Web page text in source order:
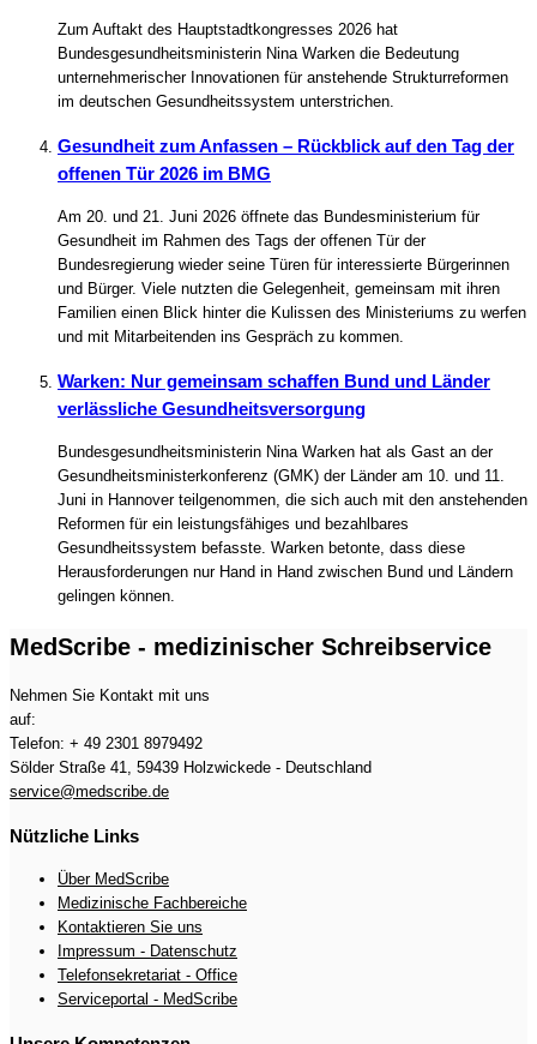
Zum Auftakt des Hauptstadtkongresses 2026 hat
Bundesgesundheitsministerin Nina Warken die Bedeutung
unternehmerischer Innovationen für anstehende Strukturreformen
im deutschen Gesundheitssystem unterstrichen.
Gesundheit zum Anfassen – Rückblick auf den Tag der
offenen Tür 2026 im BMG
Am 20. und 21. Juni 2026 öffnete das Bundesministerium für
Gesundheit im Rahmen des Tags der offenen Tür der
Bundesregierung wieder seine Türen für interessierte Bürgerinnen
und Bürger. Viele nutzten die Gelegenheit, gemeinsam mit ihren
Familien einen Blick hinter die Kulissen des Ministeriums zu werfen
und mit Mitarbeitenden ins Gespräch zu kommen.
Warken: Nur gemeinsam schaffen Bund und Länder
verlässliche Gesundheitsversorgung
Bundesgesundheitsministerin Nina Warken hat als Gast an der
Gesundheitsministerkonferenz (GMK) der Länder am 10. und 11.
Juni in Hannover teilgenommen, die sich auch mit den anstehenden
Reformen für ein leistungsfähiges und bezahlbares
Gesundheitssystem befasste. Warken betonte, dass diese
Herausforderungen nur Hand in Hand zwischen Bund und Ländern
gelingen können.
MedScribe - medizinischer Schreibservice
Nehmen Sie Kontakt mit uns
auf:
Telefon: + 49 2301 8979492
Sölder Straße 41, 59439 Holzwickede - Deutschland
service@medscribe.de
Nützliche Links
Über MedScribe
Medizinische Fachbereiche
Kontaktieren Sie uns
Impressum - Datenschutz
Telefonsekretariat - Office
Serviceportal - MedScribe